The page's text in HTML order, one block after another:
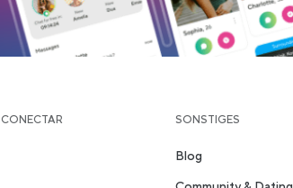
CONECTAR SONSTIGES
Blog